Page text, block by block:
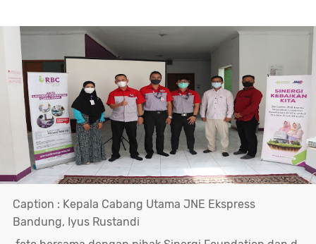
Caption : Kepala Cabang Utama JNE Ekspress
Bandung, Iyus Rustandi